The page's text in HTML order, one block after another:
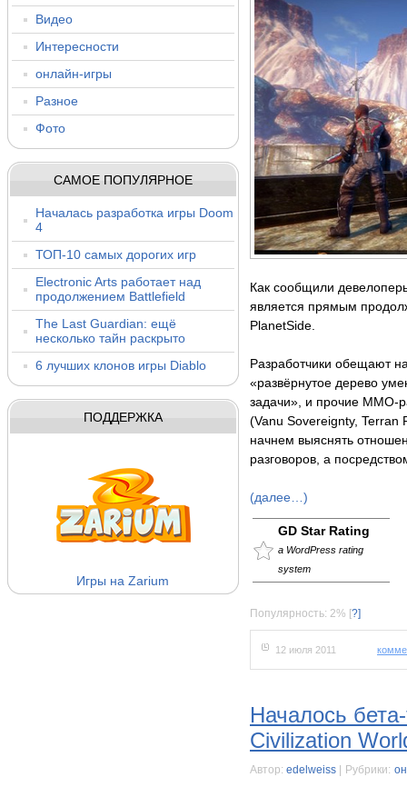
Видео
Интересности
онлайн-игры
Разное
Фото
САМОЕ ПОПУЛЯРНОЕ
Началась разработка игры Doom
4
ТОП-10 самых дорогих игр
Electronic Arts работает над
продолжением Battlefield
The Last Guardian: ещё
несколько тайн раскрыто
6 лучших клонов игры Diablo
ПОДДЕРЖКА
Игры на Zarium
Как сообщили
является прямым
PlanetSide.
Разработчики обещают
«развёрнутое дерево
задачи», и прочие ММО-
(Vanu Sovereignty,
начнем выяснять
разговоров, а
(далее…)
GD Star Rating
a WordPress rating
system
Популярность: 2% [?]
12 июля 2011
Началось
Civilization
Автор: edelweiss Рубрики: